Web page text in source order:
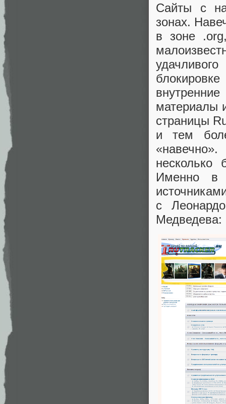
Сайты с
зонах.
в зоне .org
удачливого
материалы
страницы
и тем
«
несколько
Именно в
с
Медведева: